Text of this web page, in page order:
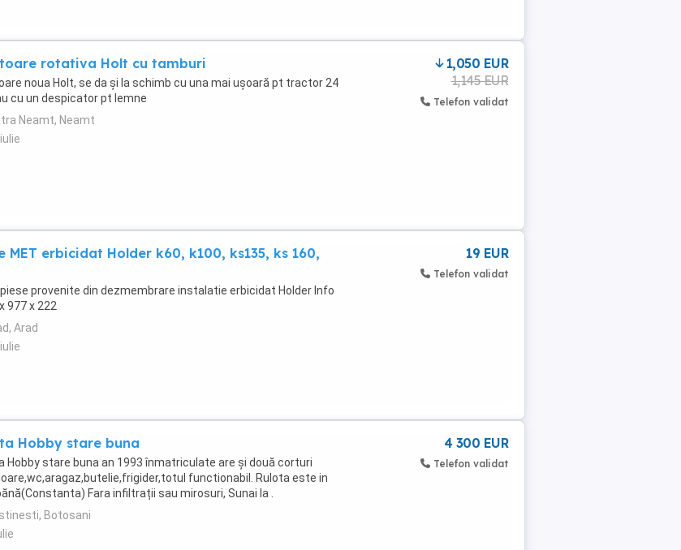
rotativa Holt cu tamburi
noua Holt, se da și la schimb cu una mai ușoară pt tractor 24
cu un despicator pt lemne
Neamt, Neamt
1,050 EUR
1,145 EUR
Telefon validat
MET erbicidat Holder k60, k100, ks135, ks 160,
provenite din dezmembrare instalatie erbicidat Holder Info
977 x 222
Arad
19 EUR
Telefon validat
Hobby stare buna
Hobby stare buna an 1993 înmatriculate are și două corturi
functionabil. Rulota este in
Fara infiltrații sau mirosuri, Sunai la .
Botosani
4 300 EUR
Telefon validat